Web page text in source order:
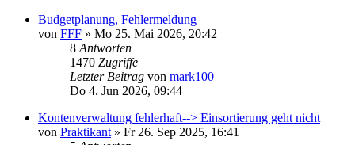
Budgetplanung, Fehlermeldung
von FFF » Mo 25. Mai 2026, 20:42
8 Antworten
1470 Zugriffe
Letzter Beitrag von mark100
Do 4. Jun 2026, 09:44
Kontenverwaltung fehlerhaft--> Einsortierung geht nicht
von Praktikant » Fr 26. Sep 2025, 16:41